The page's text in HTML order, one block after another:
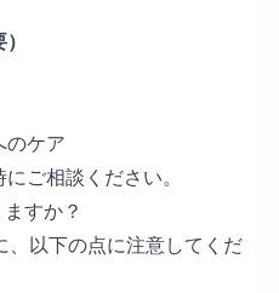
のケア
ご相談ください。
すか？
、以下の点に注意してくだ